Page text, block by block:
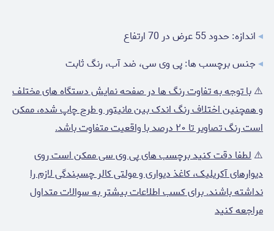
◂اندازه: حدود 55 عرض در 70 ارتفاع
◂جنس برچسب ها: پی وی سی، ضد آب، رنگ ثابت
⚠️با توجه به تفاوت رنگ ها در صفحه نمایش دستگاه های مختلف
و همچنین اختلاف رنگ اندک بین مانیتور و طرح چاپ شده، ممکن
است رنگ تصاویر تا ۲۰ درصد با واقعیت متفاوت باشد.
⚠️لطفا دقت کنید برچسب های پی وی سی ممکن است روی
دیوارهای آکریلیک، کاغذ دیواری و مولتی کالر چسبندگی لازم را
نداشته باشند. برای کسب اطلاعات بیشتر به سوالات متداول
مراجعه کنید